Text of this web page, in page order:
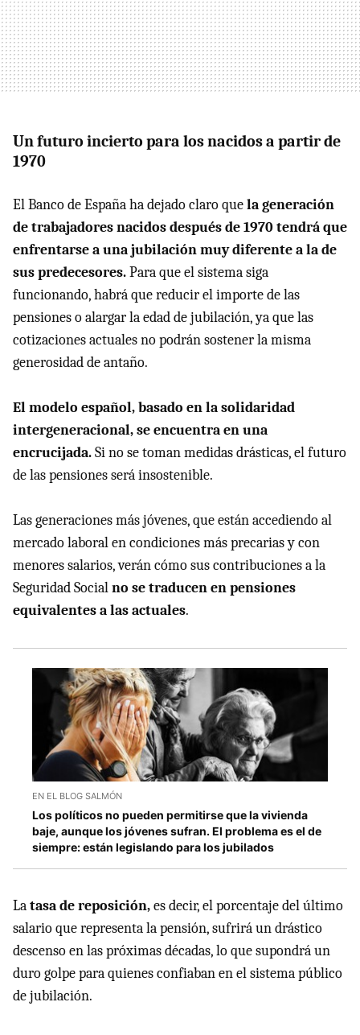
Un futuro incierto para los nacidos a partir de
1970
El Banco de España ha dejado claro quela generación
de trabajadores nacidos después de 1970 tendrá que
enfrentarse a una jubilación muy diferente a la de
sus predecesores.Para que el sistema siga
funcionando, habrá que reducir el importe de las
pensiones o alargar la edad de jubilación, ya que las
cotizaciones actuales no podrán sostener la misma
generosidad de antaño.
El modelo español, basado en la solidaridad
intergeneracional, se encuentra en una
encrucijada.Si no se toman medidas drásticas, el futuro
de las pensiones será insostenible.
Las generaciones más jóvenes, que están accediendo al
mercado laboral en condiciones más precarias y con
menores salarios, verán cómo sus contribuciones a la
Seguridad Socialno se traducen en pensiones
equivalentes a las actuales.
EN EL BLOG SALMÓN
Los políticos no pueden permitirse que la vivienda
baje, aunque los jóvenes sufran. El problema es el de
siempre: están legislando para los jubilados
Latasa de reposición,es decir, el porcentaje del último
salario que representa la pensión, sufrirá un drástico
descenso en las próximas décadas, lo que supondrá un
duro golpe para quienes confiaban en el sistema público
de jubilación.